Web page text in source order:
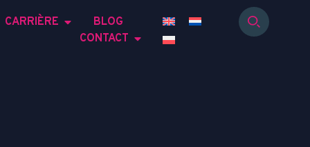
CARRIÈRE
BLOG
CONTACT